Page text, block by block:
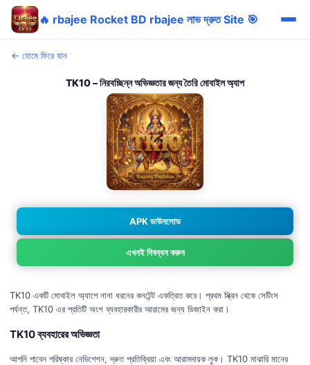
🔥 rbajee Rocket BD rbajee লাভ দ্রুত Site 🎯
← হোমে ফিরে যান
TK10 – নিরবচ্ছিন্ন অভিজ্ঞতার জন্য তৈরি মোবাইল অ্যাপ
APK ডাউনলোড
এখনই নিবন্ধন করুন
TK10 একটি মোবাইল অ্যাপে নানা ধরনের কনটেন্ট একত্রিত করে। প্রথম স্ক্রিন থেকে সেটিংস
পর্যন্ত, TK10 এর প্রতিটি অংশ ব্যবহারকারীর আরামের জন্য ডিজাইন করা।
TK10 ব্যবহারের অভিজ্ঞতা
আপনি পাবেন পরিষ্কার নেভিগেশন, দ্রুত প্রতিক্রিয়া এবং আরামদায়ক লুক। TK10 মাঝারি মানের